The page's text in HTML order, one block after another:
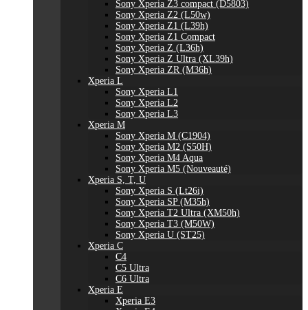
Sony Xperia Z3 compact (D5803)
Sony Xperia Z2 (L50w)
Sony Xperia Z1 (L39h)
Sony Xperia Z1 Compact
Sony Xperia Z (L36h)
Sony Xperia Z Ultra (XL39h)
Sony Xperia ZR (M36h)
Xperia L
Sony Xperia L1
Sony Xperia L2
Sony Xperia L3
Xperia M
Sony Xperia M (C1904)
Sony Xperia M2 (S50H)
Sony Xperia M4 Aqua
Sony Xperia M5 (Nouveauté)
Xperia S, T, U
Sony Xperia S (Lt26i)
Sony Xperia SP (M35h)
Sony Xperia T2 Ultra (XM50h)
Sony Xperia T3 (M50W)
Sony Xperia U (ST25)
Xperia C
C4
C5 Ultra
C6 Ultra
Xperia E
Xperia E3